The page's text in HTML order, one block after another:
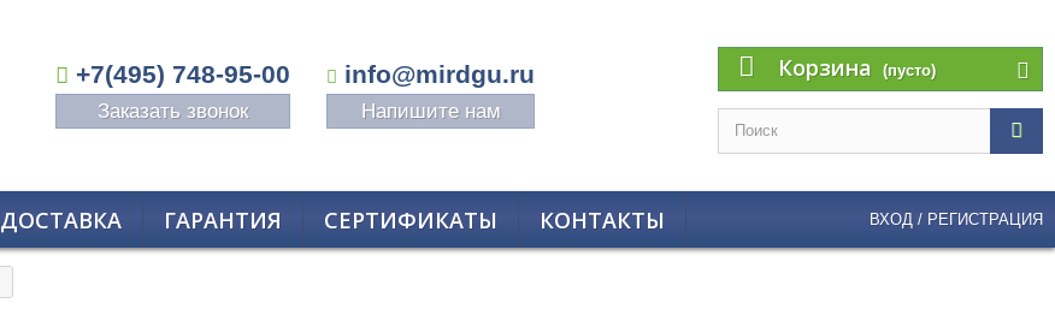
+7(495) 748-95-00 info@mirdgu.ru
Заказать звонок Напишите нам
Корзина (пусто)
ДОСТАВКА ГАРАНТИЯ СЕРТИФИКАТЫ КОНТАКТЫ ВХОД / РЕГИСТРАЦИЯ